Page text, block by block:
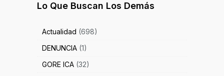
Lo Que Buscan Los Demás
Actualidad (698)
DENUNCIA (1)
GORE ICA (32)